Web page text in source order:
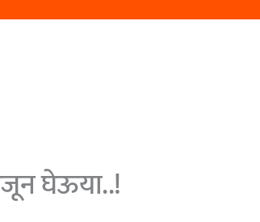
घेऊया..!